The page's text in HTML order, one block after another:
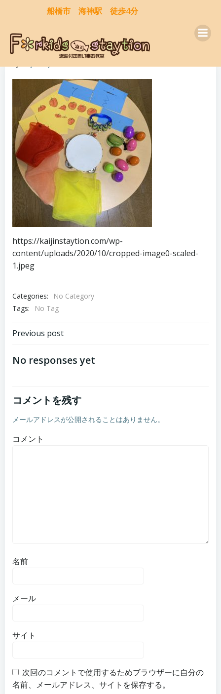
コ
ン
ン
ツ
へ
ス
キ
プ
船橋市 海神駅 徒歩4分
https://kaijinstaytion.com/wp-
content/uploads/2020/10/cropped-image0-scaled-
1.jpeg
Categories:
No Category
Tags:
No Tag
投
稿
ビ
ゲ
Previous post
No responses yet
コメントを残す
メールアドレスが公開されることはありません。
コメント
名前
メール
サイト
次回のコメントで使用するためブラウザーに自分の
名前、メールアドレス、サイトを保存する。